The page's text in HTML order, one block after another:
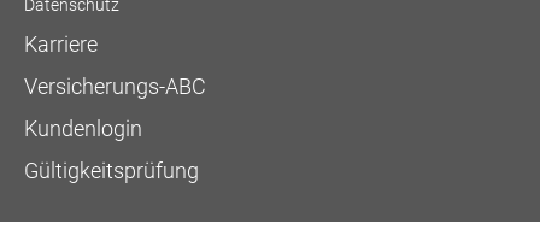
Datenschutz
Karriere
Versicherungs-ABC
Kundenlogin
Gültigkeitsprüfung